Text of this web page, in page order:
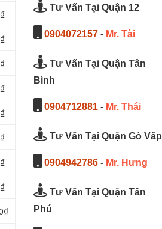
Tư Vấn Tại Quận 12
0904072157 - Mr. Tài
Tư Vấn Tại Quận Tân
Bình
0904712881 - Mr. Thái
Tư Vấn Tại Quận Gò Vấp
0904942786 - Mr. Hưng
Tư Vấn Tại Quận Tân
Phú